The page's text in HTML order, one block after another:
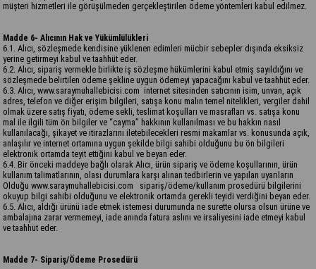
müşteri hizmetleri ile görüşülmeden gerçekleştirilen ödeme yöntemleri kabul edilmez.
Madde 6- Alıcının Hak ve Yükümlülükleri
6.1. Alıcı, sözleşmede kendisine yüklenen edimleri mücbir sebepler dışında eksiksiz
yerine getirmeyi kabul ve taahhüt eder.
6.2. Alıcı, sipariş vermekle birlikte iş sözleşme hükümlerini kabul etmiş sayıldığını ve
sözleşmede belirtilen ödeme şekline uygun ödemeyi yapacağını kabul ve taahhüt eder.
6.3. Alıcı, www.saraymuhallebicisi.com internet sitesinden satıcının isim, unvan, açık
adres, telefon ve diğer erişim bilgileri, satışa konu malın temel nitelikleri, vergiler dahil
olmak üzere satış fiyatı, ödeme sekli, teslimat koşulları ve masrafları vs. satışa konu
mal ile ilgili tüm ön bilgiler ve “cayma” hakkının kullanılması ve bu hakkın nasıl
kullanılacağı, şikayet ve itirazlarını iletebilecekleri resmi makamlar vs. konusunda açık,
anlaşılır ve internet ortamına uygun şekilde bilgi sahibi olduğunu bu ön bilgileri
elektronik ortamda teyit ettiğini kabul ve beyan eder.
6.4. Bir önceki maddeye bağlı olarak Alıcı, ürün sipariş ve ödeme koşullarının, ürün
kullanım talimatlarının, olası durumlara karşı alınan tedbirlerin ve yapılan uyarıların
Olduğu www.saraymuhallebicisi.com sipariş/ödeme/kullanım prosedürü bilgilerini
okuyup bilgi sahibi olduğunu ve elektronik ortamda gerekli teyidi verdiğini beyan eder.
6.5. Alıcı, aldığı ürünü iade etmek istemesi durumunda ne surette olursa olsun ürüne ve
ambalajına zarar vermemeyi, iade anında fatura aslını ve irsaliyesini iade etmeyi kabul
ve taahhüt eder.
Madde 7- Sipariş/Ödeme Prosedürü